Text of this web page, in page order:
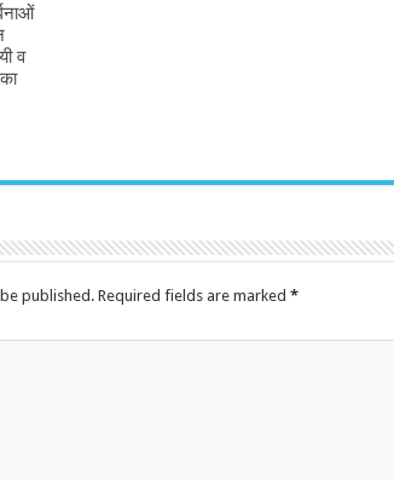
व
published. Required fields are marked *